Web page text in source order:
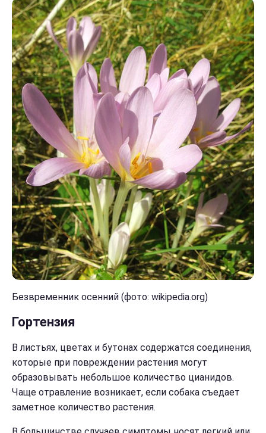
Безвременник осенний (фото: wikipedia.org)
Гортензия
В листьях, цветах и бутонах содержатся соединения,
которые при повреждении растения могут
образовывать небольшое количество цианидов.
Чаще отравление возникает, если собака съедает
заметное количество растения.